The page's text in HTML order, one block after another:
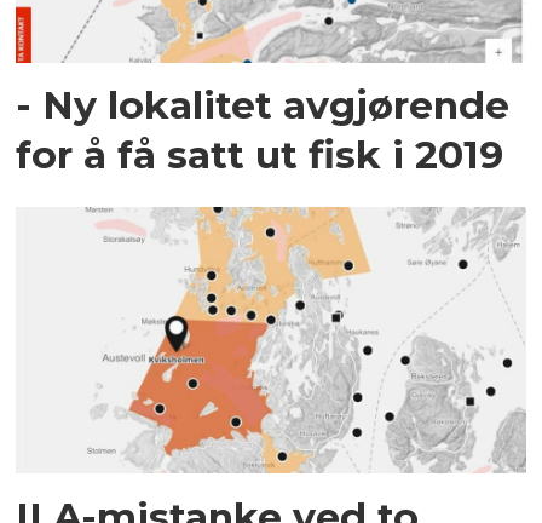
- Ny lokalitet avgjørende
for å få satt ut fisk i 2019